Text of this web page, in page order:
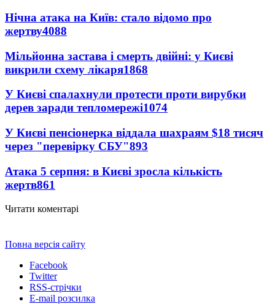
Нічна атака на Київ: стало відомо про
жертву4088
Мільйонна застава і смерть двійні: у Києві
викрили схему лікаря1868
У Києві спалахнули протести проти вирубки
дерев заради тепломережі1074
У Києві пенсіонерка віддала шахраям $18 тисяч
через "перевірку СБУ"893
Атака 5 серпня: в Києві зросла кількість
жертв861
Читати коментарі
Повна версія сайту
Facebook
Twitter
RSS-стрічки
E-mail розсилка